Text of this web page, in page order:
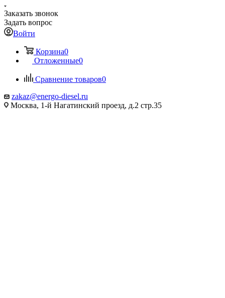
Заказать звонок
Задать вопрос
Войти
Корзина0
Отложенные0
Сравнение товаров0
zakaz@energo-diesel.ru
Москва, 1-й Нагатинский проезд, д.2 стр.35